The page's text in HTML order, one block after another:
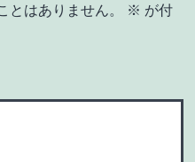
とはありません。 ※ が付